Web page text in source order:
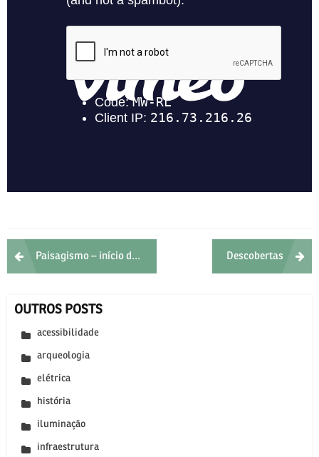
PostPaisagismo – início dos trabalhos Descobertas
OUTROS POSTS
acessibilidade
arqueologia
elétrica
história
iluminação
infraestrutura